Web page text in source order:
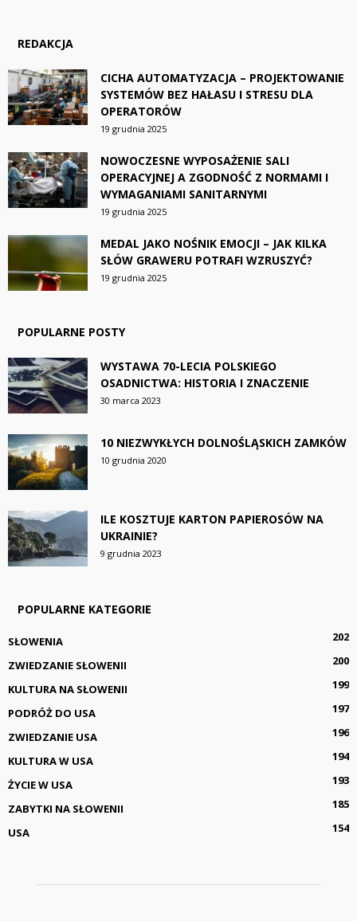
REDAKCJA
CICHA AUTOMATYZACJA – PROJEKTOWANIE
SYSTEMÓW BEZ HAŁASU I STRESU DLA
OPERATORÓW
19 grudnia 2025
NOWOCZESNE WYPOSAŻENIE SALI
OPERACYJNEJ A ZGODNOŚĆ Z NORMAMI I
WYMAGANIAMI SANITARNYMI
19 grudnia 2025
MEDAL JAKO NOŚNIK EMOCJI – JAK KILKA
SŁÓW GRAWERU POTRAFI WZRUSZYĆ?
19 grudnia 2025
POPULARNE POSTY
WYSTAWA 70-LECIA POLSKIEGO
OSADNICTWA: HISTORIA I ZNACZENIE
30 marca 2023
10 NIEZWYKŁYCH DOLNOŚLĄSKICH ZAMKÓW
10 grudnia 2020
ILE KOSZTUJE KARTON PAPIEROSÓW NA
UKRAINIE?
9 grudnia 2023
POPULARNE KATEGORIE
SŁOWENIA
202
ZWIEDZANIE SŁOWENII
200
KULTURA NA SŁOWENII
199
PODRÓŻ DO USA
197
ZWIEDZANIE USA
196
KULTURA W USA
194
ŻYCIE W USA
193
ZABYTKI NA SŁOWENII
185
USA
154